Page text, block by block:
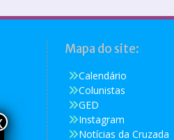
Mapa do site:
Calendário
Colunistas
GED
Instagram
Notícias da Cruzada